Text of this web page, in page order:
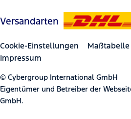
Versandarten
Cookie-Einstellungen Maßtabelle
Impressum
© Cybergroup International GmbH
Eigentümer und Betreiber der
GmbH.